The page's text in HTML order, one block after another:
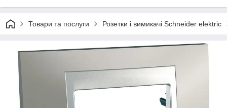
Товари та послуги Розетки і вимикачі Schneider elektric